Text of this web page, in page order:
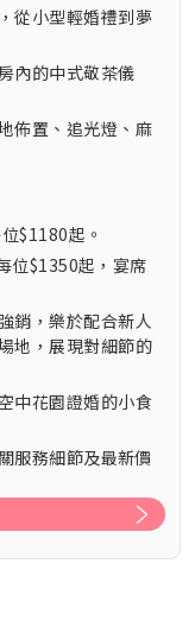
從小型輕婚禮到夢
內的中式敬茶儀
佈置、追光燈、麻
$1180起。
位$1350起，宴席
銷，樂於配合新人
地，展現對細節的
中花園證婚的小食
服務細節及最新價